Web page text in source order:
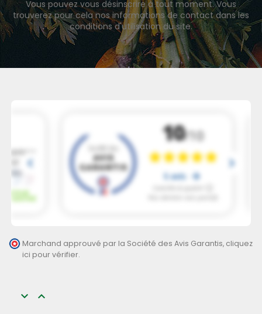
Vous pouvez vous désinscrire à tout moment. Vous
trouverez pour cela nos informations de contact dans les
conditions d'utilisation du site.
Marchand approuvé par la Société des Avis Garantis, cliquez
ici pour vérifier.
 